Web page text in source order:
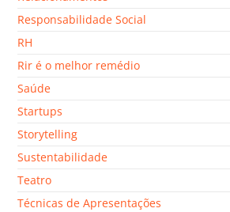
Responsabilidade Social
RH
Rir é o melhor remédio
Saúde
Startups
Storytelling
Sustentabilidade
Teatro
Técnicas de Apresentações